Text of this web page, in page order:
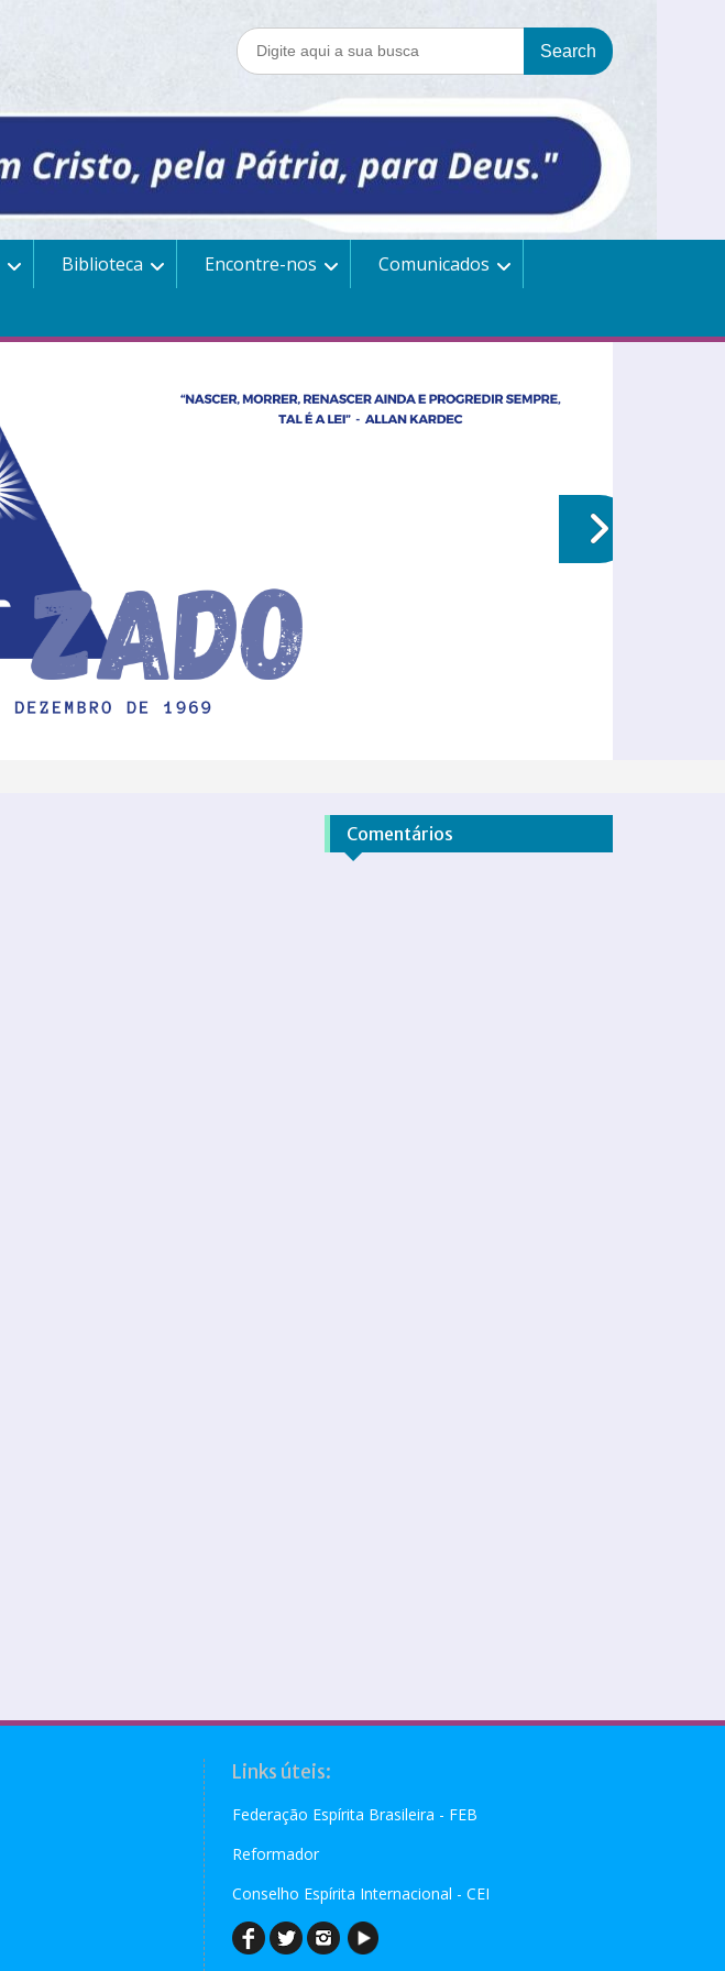
Biblioteca Encontre-nos
Comunicados
Comentários
Links úteis:
Federação Espírita Brasileira - FEB
Reformador
Conselho Espírita Internacional - CEI